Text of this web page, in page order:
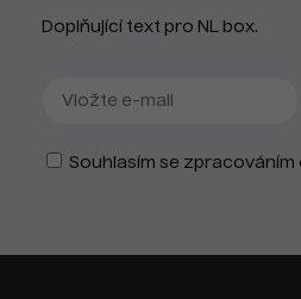
Doplňující text pro NL box.
Souhlasím se zpracováním